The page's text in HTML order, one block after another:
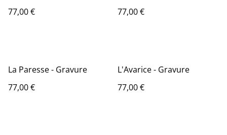
77,00 €
77,00 €
La Paresse - Gravure
77,00 €
L'Avarice - Gravure
77,00 €